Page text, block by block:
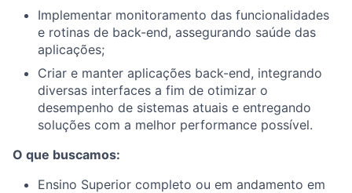
Implementar monitoramento das funcionalidades
e rotinas de back-end, assegurando saúde das
aplicações;
Criar e manter aplicações back-end, integrando
diversas interfaces a fim de otimizar o
desempenho de sistemas atuais e entregando
soluções com a melhor performance possível.
O que buscamos:
Ensino Superior completo ou em andamento em